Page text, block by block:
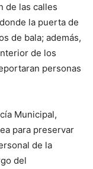
de las calles
la puerta de
de bala; además,
de los
personas
Municipal,
para preservar
de la
del